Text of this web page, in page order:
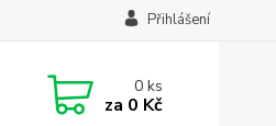
Přihlášení
0ks
za 0 Kč